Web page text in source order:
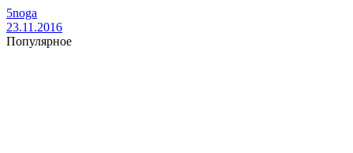
5noga
23.11.2016
Популярное